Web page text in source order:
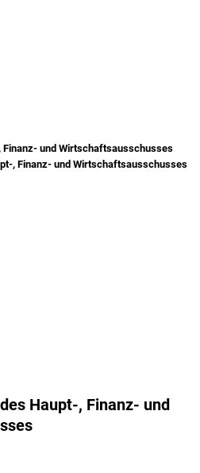
Български
und Wirtschaftsausschusses
, Finanz- und Wirtschaftsausschusses
Haupt-, Finanz- und